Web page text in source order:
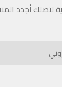
لتصلك أجدد